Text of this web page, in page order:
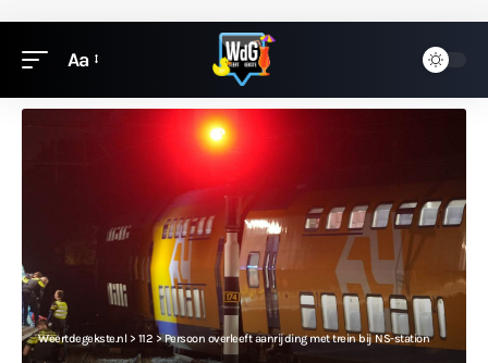
Aa
Weertdegekste.nl> 112 >Persoon overleeft aanrijding met trein bij NS-station